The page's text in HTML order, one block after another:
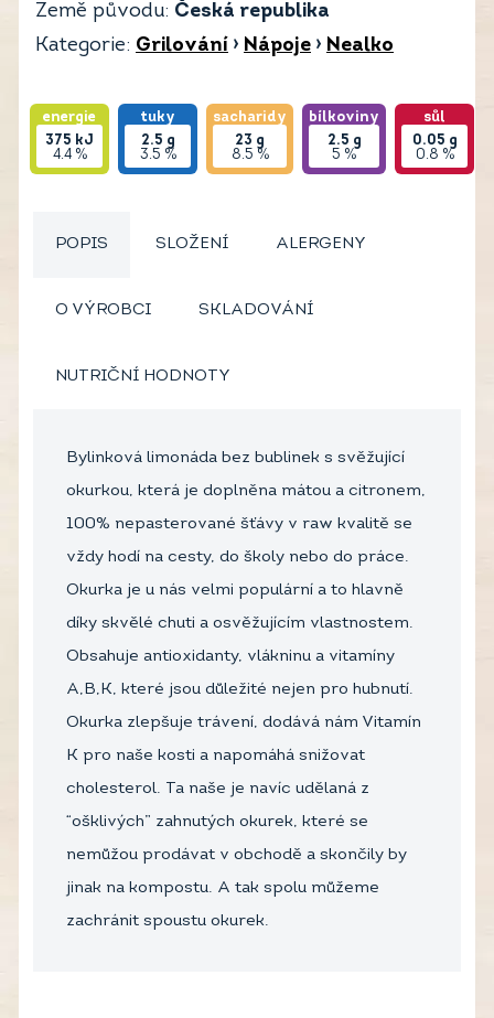
Země původu: Česká republika
Kategorie: Grilování › Nápoje › Nealko
energie
375 kJ
4.4 %
tuky
2.5 g
3.5 %
sacharidy
23 g
8.5 %
bílkoviny
2.5 g
5 %
sůl
0.05 g
0.8 %
POPIS SLOŽENÍ ALERGENY
O VÝROBCI SKLADOVÁNÍ
NUTRIČNÍ HODNOTY
Bylinková limonáda bez bublinek s svěžující
okurkou, která je doplněna mátou a citronem,
100% nepasterované šťávy v raw kvalitě se
vždy hodí na cesty, do školy nebo do práce.
Okurka je u nás velmi populární a to hlavně
díky skvělé chuti a osvěžujícím vlastnostem.
Obsahuje antioxidanty, vlákninu a vitamíny
A,B,K, které jsou důležité nejen pro hubnutí.
Okurka zlepšuje trávení, dodává nám Vitamín
K pro naše kosti a napomáhá snižovat
cholesterol. Ta naše je navíc udělaná z
“ošklivých” zahnutých okurek, které se
nemůžou prodávat v obchodě a skončily by
jinak na kompostu. A tak spolu můžeme
zachránit spoustu okurek.